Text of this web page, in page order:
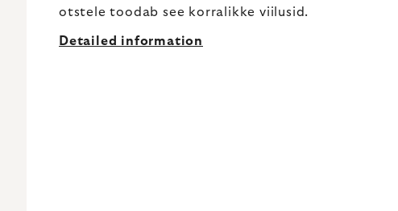
otstele toodab see korralikke viilusid.
Detailed information